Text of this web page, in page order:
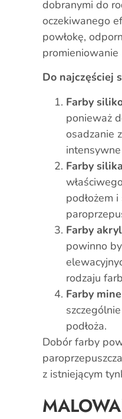
dobranymi do
oczekiwanego
powłokę,
promieniowanie
Do najczęściej
Farby
ponieważ
osadzanie
Farby
podłożem
Farby
powinno
rodzaju
Farby
podłoża.
Dobór farby
z istniejącym